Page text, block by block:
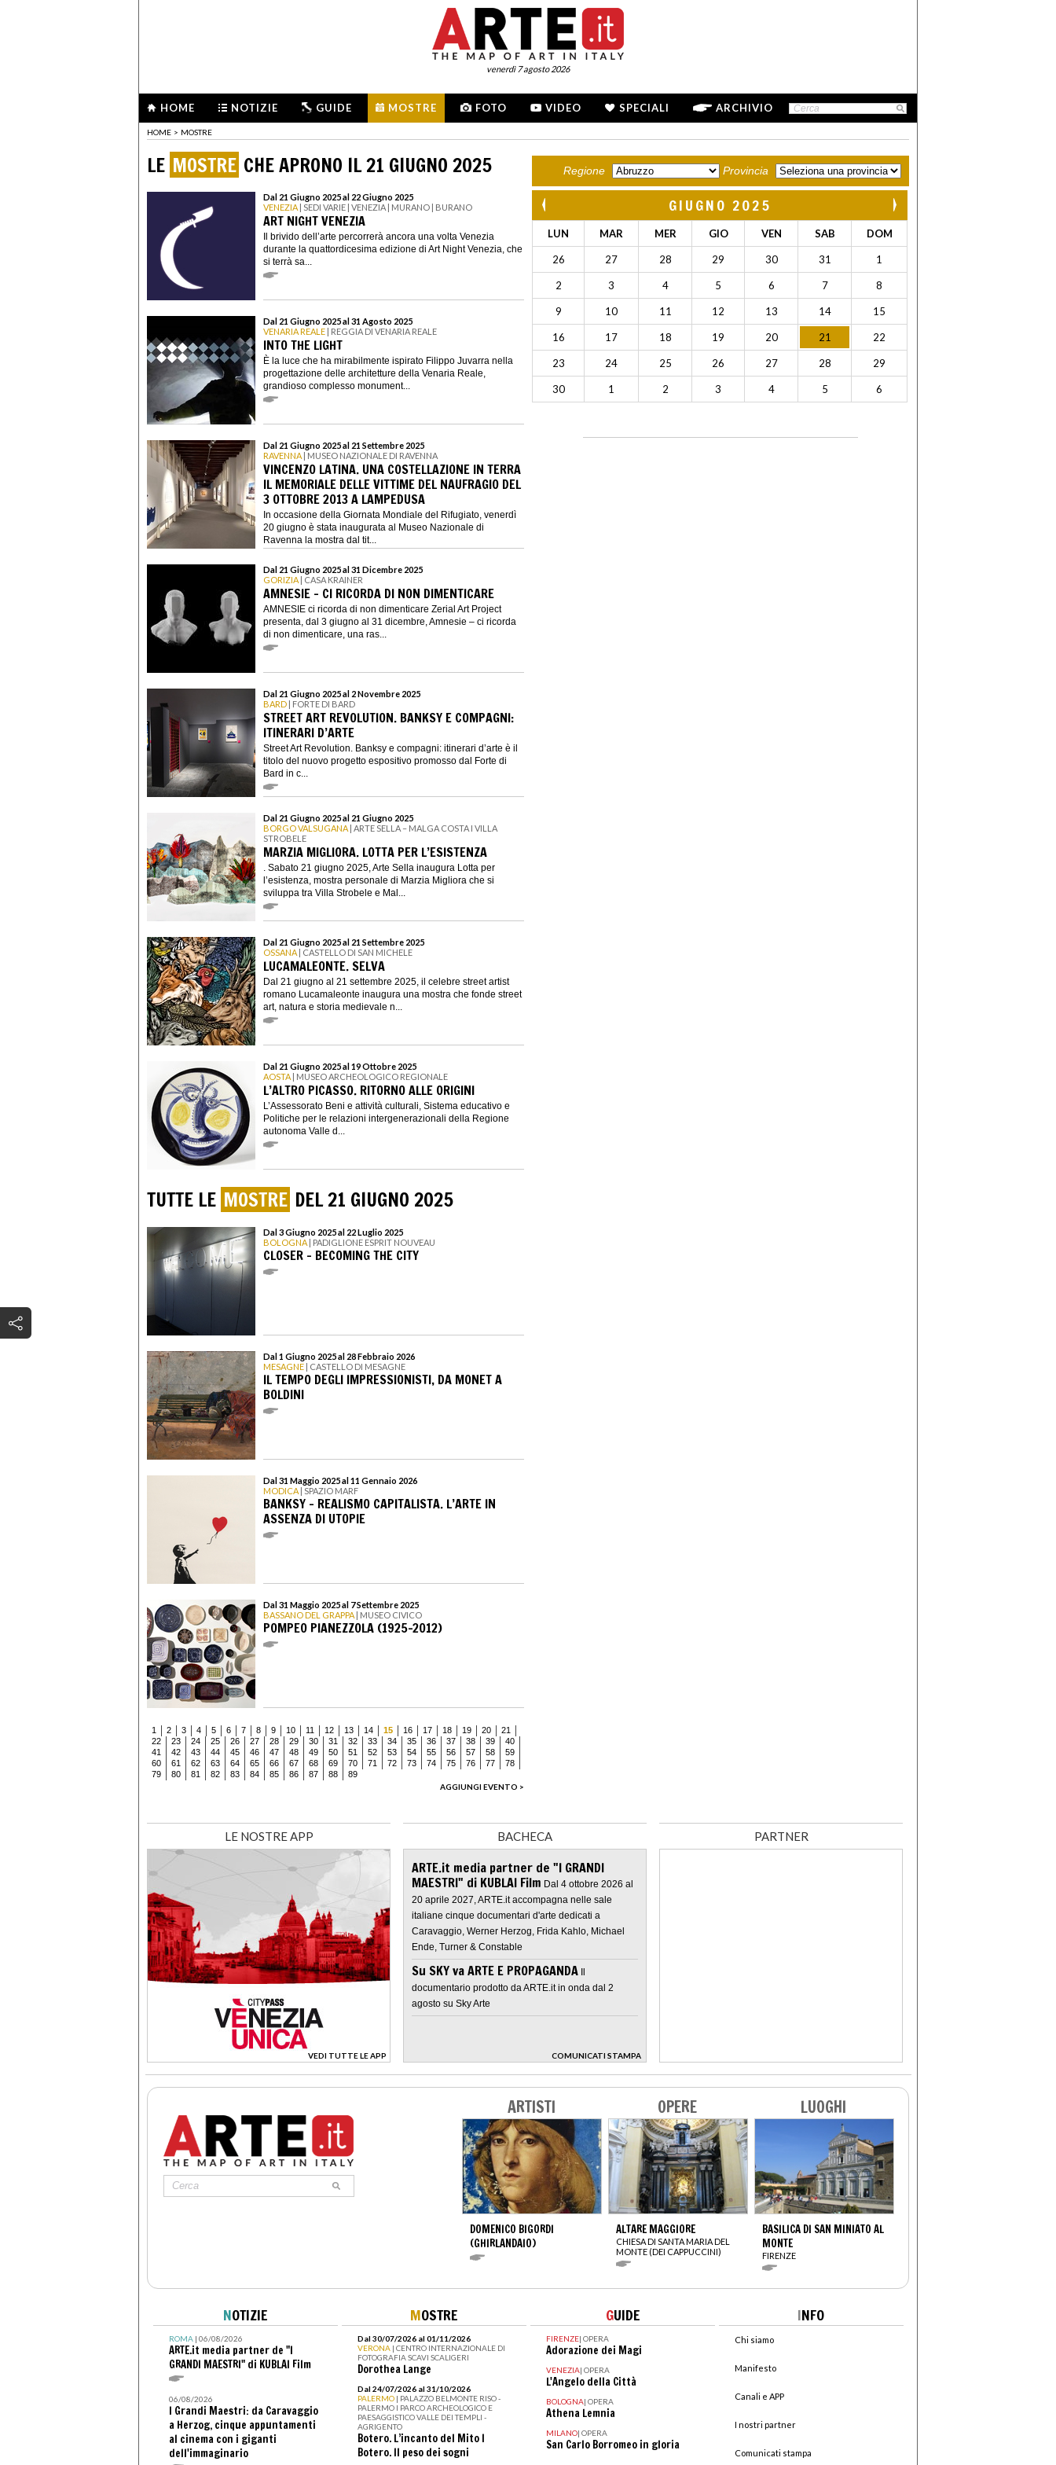
venerdì 7 agosto 2026
HOME NOTIZIE GUIDE MOSTRE FOTO VIDEO SPECIALI ARCHIVIO
HOME > MOSTRE
LE MOSTRE CHE APRONO IL 21 GIUGNO 2025
Dal 21 Giugno 2025 al 22 Giugno 2025
VENEZIA | SEDI VARIE | VENEZIA | MURANO | BURANO
ART NIGHT VENEZIA
Il brivido dell’arte percorrerà ancora una volta Venezia
durante la quattordicesima edizione di Art Night Venezia, che
si terrà sa...
Dal 21 Giugno 2025 al 31 Agosto 2025
VENARIA REALE | REGGIA DI VENARIA REALE
INTO THE LIGHT
È la luce che ha mirabilmente ispirato Filippo Juvarra nella
progettazione delle architetture della Venaria Reale,
grandioso complesso monument...
Dal 21 Giugno 2025 al 21 Settembre 2025
RAVENNA | MUSEO NAZIONALE DI RAVENNA
VINCENZO LATINA. UNA COSTELLAZIONE IN TERRA
IL MEMORIALE DELLE VITTIME DEL NAUFRAGIO DEL
3 OTTOBRE 2013 A LAMPEDUSA
In occasione della Giornata Mondiale del Rifugiato, venerdì
20 giugno è stata inaugurata al Museo Nazionale di
Ravenna la mostra dal tit...
Dal 21 Giugno 2025 al 31 Dicembre 2025
GORIZIA | CASA KRAINER
AMNESIE - CI RICORDA DI NON DIMENTICARE
AMNESIE ci ricorda di non dimenticare Zerial Art Project
presenta, dal 3 giugno al 31 dicembre, Amnesie – ci ricorda
di non dimenticare, una ras...
Dal 21 Giugno 2025 al 2 Novembre 2025
BARD | FORTE DI BARD
STREET ART REVOLUTION. BANKSY E COMPAGNI:
ITINERARI D’ARTE
Street Art Revolution. Banksy e compagni: itinerari d’arte è il
titolo del nuovo progetto espositivo promosso dal Forte di
Bard in c...
Dal 21 Giugno 2025 al 21 Giugno 2025
BORGO VALSUGANA | ARTE SELLA – MALGA COSTA I VILLA
STROBELE
MARZIA MIGLIORA. LOTTA PER L’ESISTENZA
. Sabato 21 giugno 2025, Arte Sella inaugura Lotta per
l’esistenza, mostra personale di Marzia Migliora che si
sviluppa tra Villa Strobele e Mal...
Dal 21 Giugno 2025 al 21 Settembre 2025
OSSANA | CASTELLO DI SAN MICHELE
LUCAMALEONTE. SELVA
Dal 21 giugno al 21 settembre 2025, il celebre street artist
romano Lucamaleonte inaugura una mostra che fonde street
art, natura e storia medievale n...
Dal 21 Giugno 2025 al 19 Ottobre 2025
AOSTA | MUSEO ARCHEOLOGICO REGIONALE
L’ALTRO PICASSO. RITORNO ALLE ORIGINI
L’Assessorato Beni e attività culturali, Sistema educativo e
Politiche per le relazioni intergenerazionali della Regione
autonoma Valle d...
TUTTE LE MOSTRE DEL 21 GIUGNO 2025
Dal 3 Giugno 2025 al 22 Luglio 2025
BOLOGNA | PADIGLIONE ESPRIT NOUVEAU
CLOSER – BECOMING THE CITY
Dal 1 Giugno 2025 al 28 Febbraio 2026
MESAGNE | CASTELLO DI MESAGNE
IL TEMPO DEGLI IMPRESSIONISTI, DA MONET A
BOLDINI
Dal 31 Maggio 2025 al 11 Gennaio 2026
MODICA | SPAZIO MARF
BANKSY – REALISMO CAPITALISTA. L’ARTE IN
ASSENZA DI UTOPIE
Dal 31 Maggio 2025 al 7 Settembre 2025
BASSANO DEL GRAPPA | MUSEO CIVICO
POMPEO PIANEZZOLA (1925-2012)
1 2 3 4 5 6 7 8 9 10 11 12 13 14 15 16 17 18 19 20
21
22
23 24 25 26 27 28 29 30 31 32 33 34 35 36 37 38 39
40
41
42 43 44 45 46 47 48 49 50 51 52 53 54 55 56 57 58
59
60
61 62 63 64 65 66 67 68 69 70 71 72 73 74 75 76 77
78
79
80 81 82 83 84 85 86 87 88
89
AGGIUNGI EVENTO >
Regione Provincia
GIUGNO 2025
LUN MAR MER GIO VEN SAB DOM
26 27 28 29 30 31 1
2 3 4 5 6 7 8
9 10 11 12 13 14 15
16 17 18 19 20 21 22
23 24 25 26 27 28 29
30 1 2 3 4 5 6
LE NOSTRE APP
VEDI TUTTE LE APP
>
BACHECA
ARTE.it media partner de "I GRANDI
MAESTRI" di KUBLAI Film Dal 4 ottobre 2026 al
20 aprile 2027, ARTE.it accompagna nelle sale
italiane cinque documentari d'arte dedicati a
Caravaggio, Werner Herzog, Frida Kahlo, Michael
Ende, Turner & Constable
Su SKY va ARTE E PROPAGANDA Il
documentario prodotto da ARTE.it in onda dal 2
agosto su Sky Arte
COMUNICATI STAMPA
>
PARTNER
ARTISTI
DOMENICO BIGORDI
(GHIRLANDAIO)
OPERE
ALTARE MAGGIORE
CHIESA DI SANTA MARIA DEL
MONTE (DEI CAPPUCCINI)
LUOGHI
BASILICA DI SAN MINIATO AL
MONTE
FIRENZE
NOTIZIE
ROMA| 06/08/2026
ARTE.it media partner de "I
GRANDI MAESTRI" di KUBLAI Film
06/08/2026
I Grandi Maestri: da Caravaggio
a Herzog, cinque appuntamenti
al cinema con i giganti
dell'immaginario
MOSTRE
Dal 30/07/2026 al 01/11/2026
VERONA | CENTRO INTERNAZIONALE DI
FOTOGRAFIA SCAVI SCALIGERI
Dorothea Lange
Dal 24/07/2026 al 31/10/2026
PALERMO | PALAZZO BELMONTE RISO -
PALERMO I PARCO ARCHEOLOGICO E
PAESAGGISTICO VALLE DEI TEMPLI -
AGRIGENTO
Botero. L’incanto del Mito I
Botero. Il peso dei sogni
GUIDE
FIRENZE| OPERA
Adorazione dei Magi
VENEZIA| OPERA
L'Angelo della Città
BOLOGNA| OPERA
Athena Lemnia
MILANO| OPERA
San Carlo Borromeo in gloria
INFO
Chi siamo
Manifesto
Canali e APP
I nostri partner
Comunicati stampa